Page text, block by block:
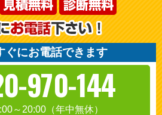
ぐにお電話できます
970-144
～20:00（年中無休）